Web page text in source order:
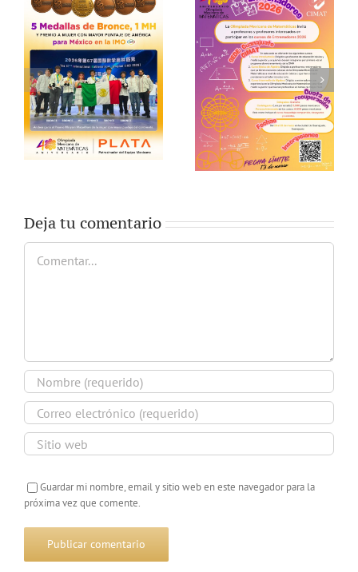
Deja tu comentario
Comentar
Guardar mi nombre, email y sitio web en este navegador para la
próxima vez que comente.